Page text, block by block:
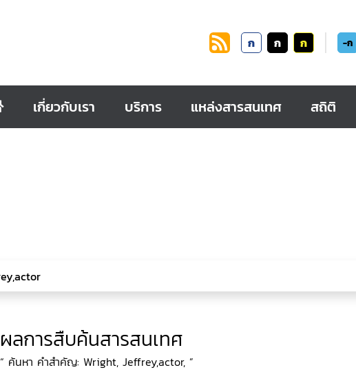
ก ก ก -ก
เกี่ยวกับเรา บริการ แหล่งสารสนเทศ สถิติ
ผลการสืบค้นสารสนเทศ
“ ค้นหา คำสำคัญ: Wright, Jeffrey,actor, ”